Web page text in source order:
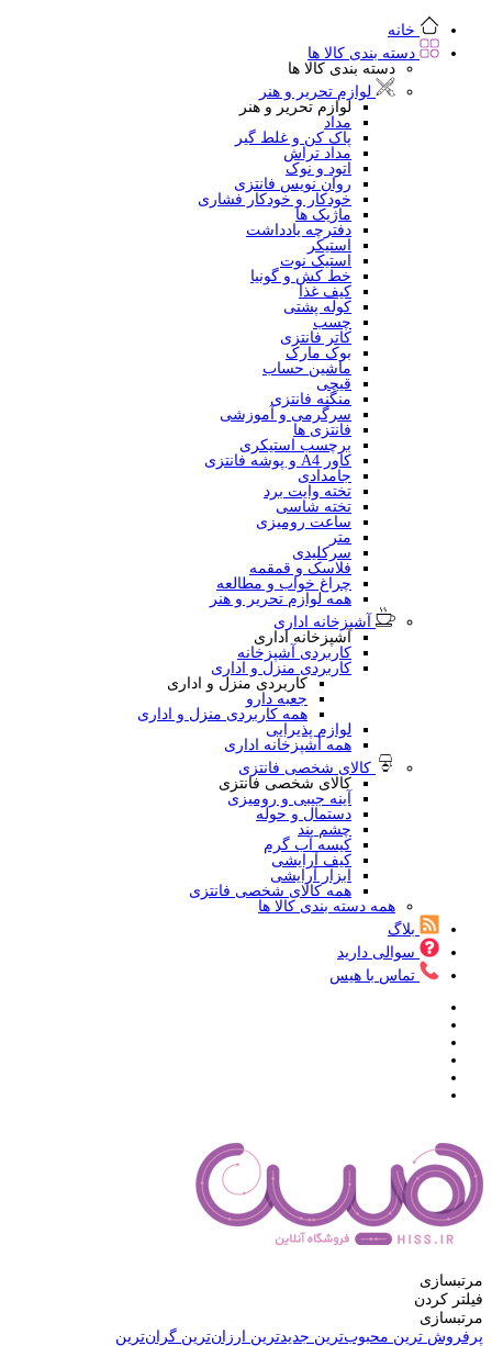
خانه
دسته بندی کالا ها
دسته بندی کالا ها
لوازم تحریر و هنر
لوازم تحریر و هنر
مداد
پاک کن و غلط گیر
مداد تراش
اتود و نوک
روان نویس فانتزی
خودکار و خودکار فشاری
ماژیک ها
دفترچه یادداشت
استیکر
استیک نوت
خط کش و گونیا
کیف غذا
کوله پشتی
چسب
کاتر فانتزی
بوک مارک
ماشین حساب
قیچی
منگنه فانتزی
سرگرمی و آموزشی
فانتزی ها
برچسب استیکری
کاور A4 و پوشه فانتزی
جامدادی
تخته وایت برد
تخته شاسی
ساعت رومیزی
متر
سرکلیدی
فلاسک و قمقمه
چراغ خواب و مطالعه
همه لوازم تحریر و هنر
آشپزخانه اداری
آشپزخانه اداری
کاربردی آشپزخانه
کاربردی منزل و اداری
کاربردی منزل و اداری
جعبه دارو
همه کاربردی منزل و اداری
لوازم پذیرایی
همه آشپزخانه اداری
کالای شخصی فانتزی
کالای شخصی فانتزی
آینه جیبی و رومیزی
دستمال و حوله
چشم بند
کیسه آب گرم
کیف آرایشی
ابزار آرایشی
همه کالای شخصی فانتزی
همه دسته بندی کالا ها
بلاگ
سوالی دارید
تماس با هیس
مرتبسازی
فیلتر کردن
مرتبسازی
پرفروش ترین محبوب‌ترین جدیدترین ارزان‌ترین گران‌ترین